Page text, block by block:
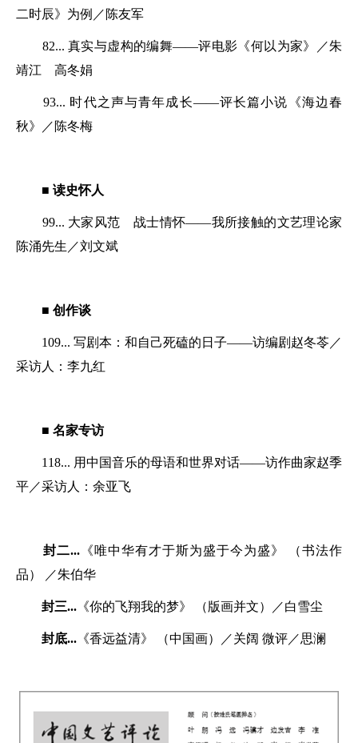
二时辰》为例／陈友军
82... 真实与虚构的编舞——评电影《何以为家》／朱
靖江 高冬娟
93... 时代之声与青年成长——评长篇小说《海边春
秋》／陈冬梅
■ 读史怀人
99... 大家风范 战士情怀——我所接触的文艺理论家
陈涌先生／刘文斌
■ 创作谈
109... 写剧本：和自己死磕的日子——访编剧赵冬苓／
采访人：李九红
■ 名家专访
118... 用中国音乐的母语和世界对话——访作曲家赵季
平／采访人：余亚飞
封二... 《唯中华有才于斯为盛于今为盛》 （书法作
品） ／朱伯华
封三... 《你的飞翔我的梦》 （版画并文）／白雪尘
封底... 《香远益清》 （中国画）／关阔 微评／思澜